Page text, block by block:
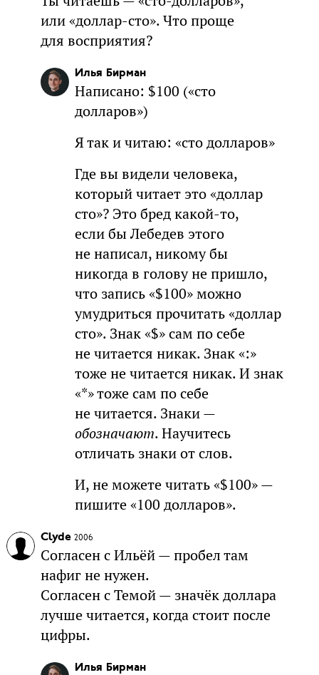
или «доллар-сто». Что проще
для восприятия?
Илья Бирман
Написано: $100 («сто
долларов»)
Я так и читаю: «сто долларов»
Где вы видели человека,
который читает это «доллар
сто»? Это бред какой-то,
если бы Лебедев этого
не написал, никому бы
никогда в голову не пришло,
что запись «$100» можно
умудриться прочитать «доллар
сто». Знак «$» сам по себе
не читается никак. Знак «:»
тоже не читается никак. И знак
«*» тоже сам по себе
не читается. Знаки —
обозначают. Научитесь
отличать знаки от слов.
И, не можете читать «$100» —
пишите «100 долларов».
Clyde 2006
Согласен с Ильёй — пробел там
нафиг не нужен.
Согласен с Темой — значёк доллара
лучше читается, когда стоит после
цифры.
Илья Бирман